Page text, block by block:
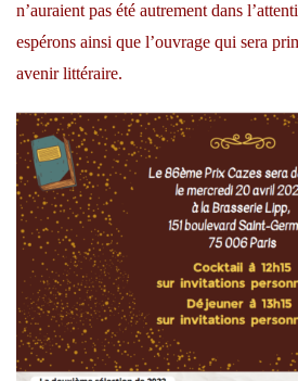
n’auraient pas été autrement dans
espérons ainsi que l’ouvrage qui sera
avenir littéraire.